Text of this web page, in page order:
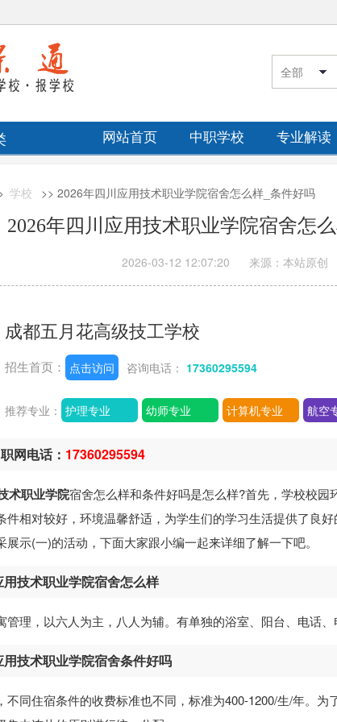
网站首页 中职学校 专业解读
学校 >> 2026年四川应用技术职业学院宿舍怎么样_条件好吗
2026年四川应用技术职业学院宿舍怎
2026-03-12 12:07:20 来源：本站原创
成都五月花高级技工学校
招生首页： 点击访问 咨询电话： 17360295594
推荐专业： 护理专业 幼师专业 计算机专业 航空
网电话： 17360295594
术职业学院宿舍怎么样和条件好吗是怎么样?首先，学校校
件相对较好，环境温馨舒适，为学生们的学习生活提供了良
示(一)的活动，下面大家跟小编一起来详细了解一下吧。
技术职业学院宿舍怎么样
管理，以六人为主，八人为辅。有单独的浴室、阳台、电话、
技术职业学院宿舍条件好吗
不同住宿条件的收费标准也不同，标准为400-1200/生/年。